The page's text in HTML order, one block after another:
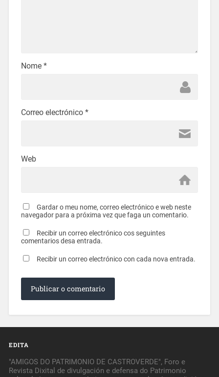
Nome *
Correo electrónico *
Web
Gardar o meu nome, correo electrónico e web neste
navegador para a próxima vez que faga un comentario.
Recibir un correo electrónico cos seguintes
comentarios desa entrada.
Recibir un correo electrónico con cada nova entrada.
EDITA
"AMIGOS DO PATRIMONIO DE CASTROVERDE", Foro e
Revista Dixital de divulgación e defensa do Patrimonio